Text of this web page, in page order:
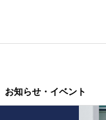
お知らせ・イベント